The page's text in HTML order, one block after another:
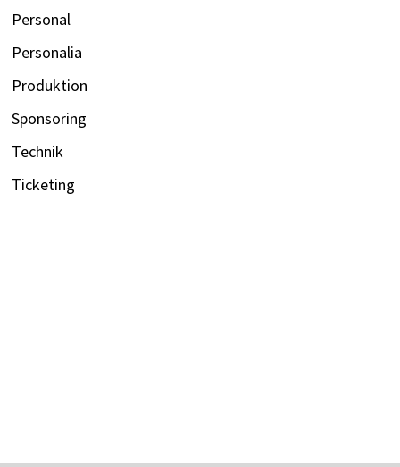
Personal
Personalia
Produktion
Sponsoring
Technik
Ticketing